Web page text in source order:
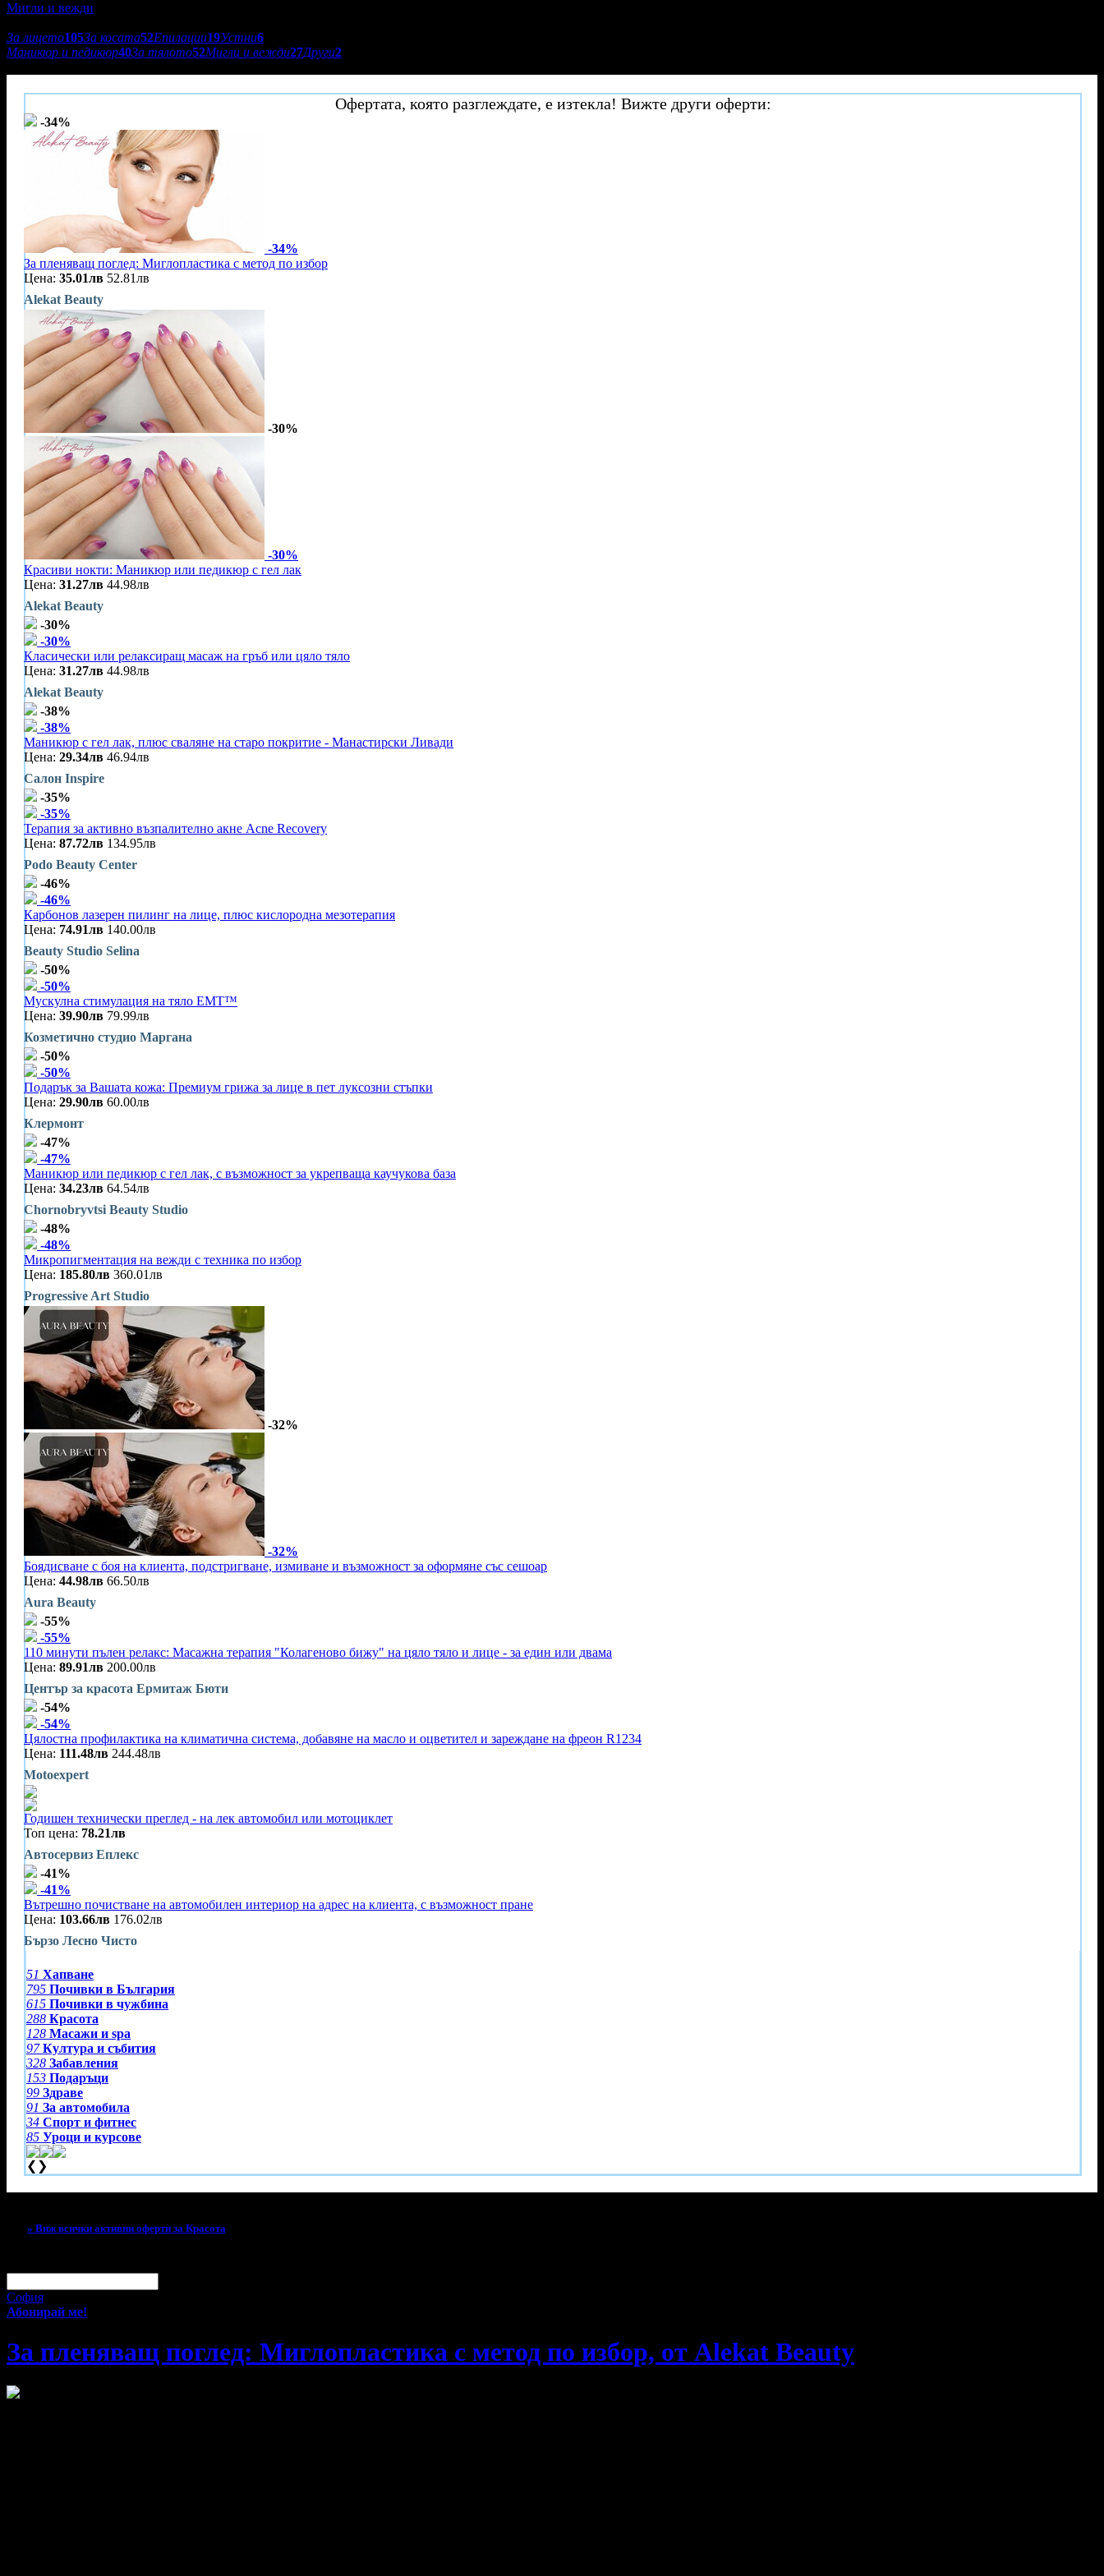
Мигли и вежди
За лицето105За косата52Епилации19Устни6
Маникюр и педикюр40За тялото52Мигли и вежди27Други2
Офертата, която разглеждате, е изтекла! Вижте други оферти:
-34%
-34%
За пленяващ поглед: Миглопластика с метод по избор
Цена: 35.01лв 52.81лв
Alekat Beauty
-30%
-30%
Красиви нокти: Маникюр или педикюр с гел лак
Цена: 31.27лв 44.98лв
Alekat Beauty
-30%
-30%
Класически или релаксиращ масаж на гръб или цяло тяло
Цена: 31.27лв 44.98лв
Alekat Beauty
-38%
-38%
Маникюр с гел лак, плюс сваляне на старо покритие - Манастирски Ливади
Цена: 29.34лв 46.94лв
Салон Inspire
-35%
-35%
Терапия за активно възпалително акне Acne Recovery
Цена: 87.72лв 134.95лв
Podo Beauty Center
-46%
-46%
Карбонов лазерен пилинг на лице, плюс кислородна мезотерапия
Цена: 74.91лв 140.00лв
Beauty Studio Selina
-50%
-50%
Mускулна стимулация на тяло EMT™
Цена: 39.90лв 79.99лв
Козметично студио Маргана
-50%
-50%
Подарък за Вашата кожа: Премиум грижа за лице в пет луксозни стъпки
Цена: 29.90лв 60.00лв
Клермонт
-47%
-47%
Маникюр или педикюр с гел лак, с възможност за укрепваща каучукова база
Цена: 34.23лв 64.54лв
Chornobryvtsi Beauty Studio
-48%
-48%
Микропигментация на вежди с техника по избор
Цена: 185.80лв 360.01лв
Progressive Art Studio
-32%
-32%
Боядисване с боя на клиента, подстригване, измиване и възможност за оформяне със сешоар
Цена: 44.98лв 66.50лв
Aura Beauty
-55%
-55%
110 минути пълен релакс: Масажна терапия "Колагеново бижу" на цяло тяло и лице - за един или двама
Цена: 89.91лв 200.00лв
Център за красота Ермитаж Бюти
-54%
-54%
Цялостна профилактика на климатична система, добавяне на масло и оцветител и зареждане на фреон R1234
Цена: 111.48лв 244.48лв
Motoexpert
Годишен технически преглед - на лек автомобил или мотоциклет
Топ цена: 78.21лв
Автосервиз Еплекс
-41%
-41%
Вътрешно почистване на автомобилен интериор на адрес на клиента, с възможност пране
Цена: 103.66лв 176.02лв
Бързо Лесно Чисто
51 Хапване
795 Почивки в България
615 Почивки в чужбина
288 Красота
128 Масажи и spa
97 Култура и събития
328 Забавления
153 Подаръци
99 Здраве
91 За автомобила
34 Спорт и фитнес
85 Уроци и курсове
❮ ❯
» Виж всички активни оферти за Красота
София
Абонирай ме!
За пленяващ поглед: Миглопластика с метод по избор, от Alekat Beauty